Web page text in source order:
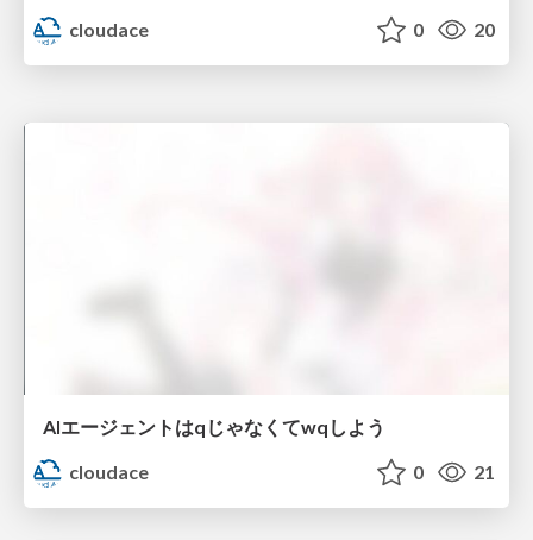
cloudace
0 20
AIエージェントはqじゃなくてwqしよう
cloudace
0 21